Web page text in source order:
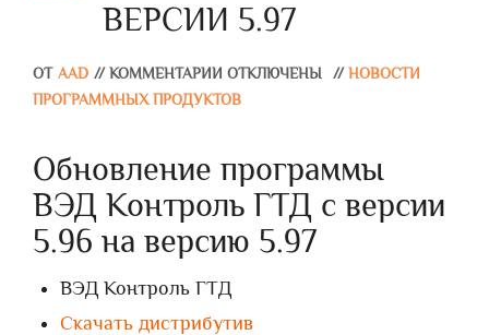
ВЕРСИИ 5.97
ОТ AAD // КОММЕНТАРИИ ОТКЛЮЧЕНЫ // НОВОСТИ
ПРОГРАММНЫХ ПРОДУКТОВ
Обновление программы
ВЭД Контроль ГТД с версии
5.96 на версию 5.97
ВЭД Контроль ГТД
Скачать дистрибутив